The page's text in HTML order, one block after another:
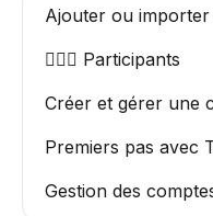
Ajouter ou importer
🏃🏽‍♀️ Participants
Créer et gérer une
Premiers pas avec
Gestion des